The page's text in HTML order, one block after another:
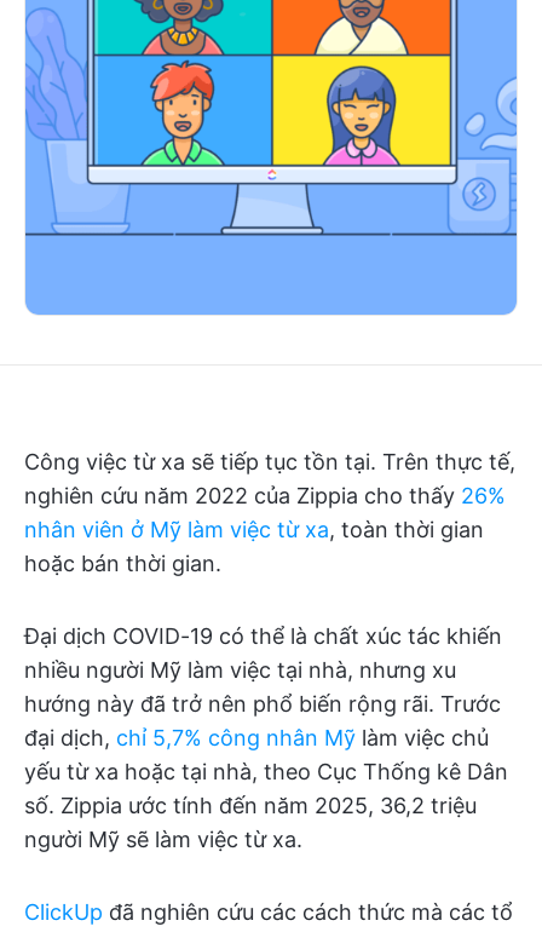
Công việc từ xa sẽ tiếp tục tồn tại. Trên thực tế,
nghiên cứu năm 2022 của Zippia cho thấy 26%
nhân viên ở Mỹ làm việc từ xa, toàn thời gian
hoặc bán thời gian.
Đại dịch COVID-19 có thể là chất xúc tác khiến
nhiều người Mỹ làm việc tại nhà, nhưng xu
hướng này đã trở nên phổ biến rộng rãi. Trước
đại dịch, chỉ 5,7% công nhân Mỹ làm việc chủ
yếu từ xa hoặc tại nhà, theo Cục Thống kê Dân
số. Zippia ước tính đến năm 2025, 36,2 triệu
người Mỹ sẽ làm việc từ xa.
ClickUp đã nghiên cứu các cách thức mà các tổ